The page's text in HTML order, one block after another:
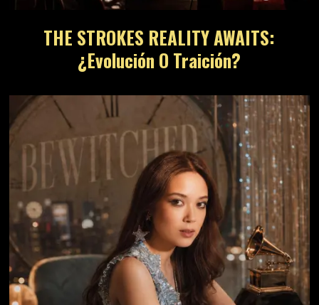
THE STROKES REALITY AWAITS:
¿Evolución O Traición?